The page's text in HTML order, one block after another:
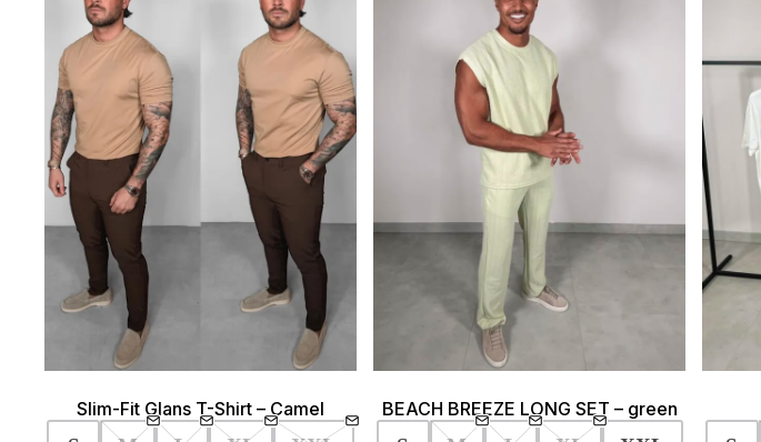
Slim-Fit Glans T-Shirt – Camel BEACH BREEZE LONG SET – green